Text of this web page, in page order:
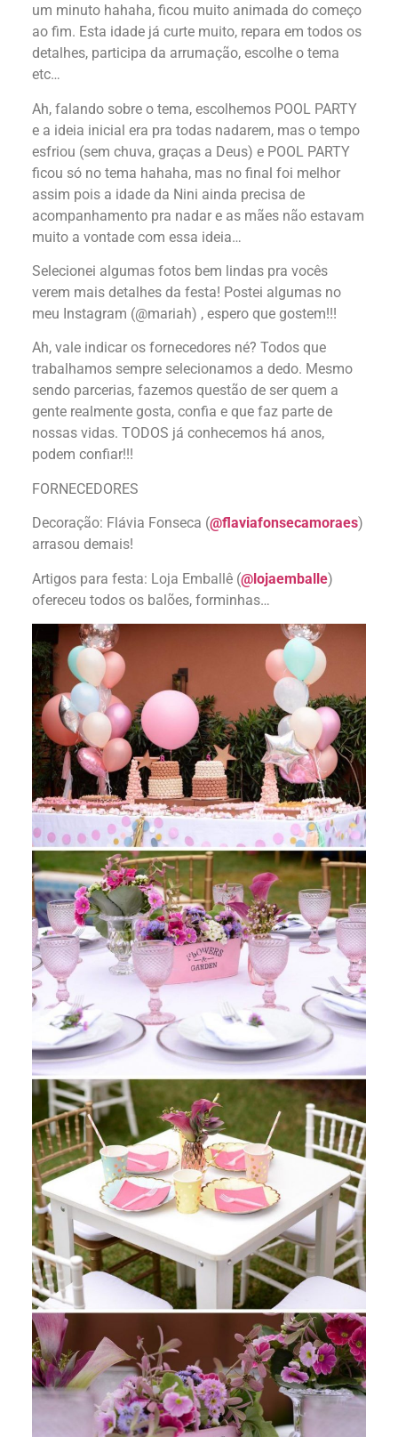
um minuto hahaha, ficou muito animada do começo
ao fim. Esta idade já curte muito, repara em todos os
detalhes, participa da arrumação, escolhe o tema
etc…
Ah, falando sobre o tema, escolhemos POOL PARTY
e a ideia inicial era pra todas nadarem, mas o tempo
esfriou (sem chuva, graças a Deus) e POOL PARTY
ficou só no tema hahaha, mas no final foi melhor
assim pois a idade da Nini ainda precisa de
acompanhamento pra nadar e as mães não estavam
muito a vontade com essa ideia…
Selecionei algumas fotos bem lindas pra vocês
verem mais detalhes da festa! Postei algumas no
meu Instagram (@mariah) , espero que gostem!!!
Ah, vale indicar os fornecedores né? Todos que
trabalhamos sempre selecionamos a dedo. Mesmo
sendo parcerias, fazemos questão de ser quem a
gente realmente gosta, confia e que faz parte de
nossas vidas. TODOS já conhecemos há anos,
podem confiar!!!
FORNECEDORES
Decoração: Flávia Fonseca (@flaviafonsecamoraes)
arrasou demais!
Artigos para festa: Loja Emballê (@lojaemballe)
ofereceu todos os balões, forminhas…